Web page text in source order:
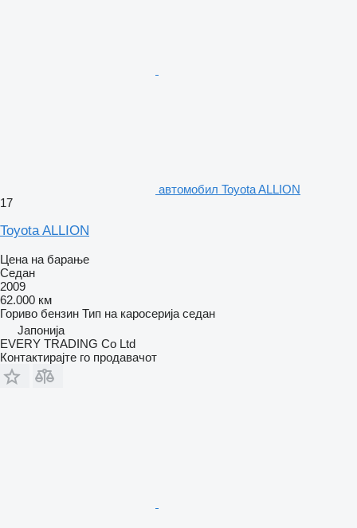
aвтомобил Toyota ALLION
17
Toyota ALLION
Цена на барање
Седан
2009
62.000 км
Гориво бензин Тип на каросерија седан
Јапонија
EVERY TRADING Co Ltd
Контактирајте го продавачот